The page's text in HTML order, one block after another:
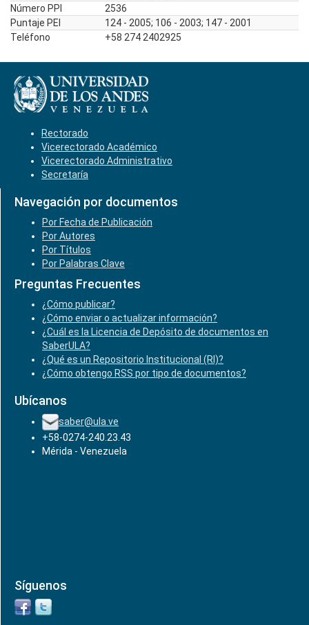
Número PPI
2536
Puntaje PEI
124 - 2005; 106 - 2003; 147 - 2001
Teléfono
+58 274 2402925
Rectorado
Vicerectorado Académico
Vicerectorado Administrativo
Secretaría
Navegación por documentos
Por Fecha de Publicación
Por Autores
Por Títulos
Por Palabras Clave
Preguntas Frecuentes
¿Cómo publicar?
¿Cómo enviar o actualizar información?
¿Cuál es la Licencia de Depósito de documentos en
SaberULA?
¿Qué es un Repositorio Institucional (RI)?
¿Cómo obtengo RSS por tipo de documentos?
Ubícanos
saber@ula.ve
+58-0274-240.23.43
Mérida - Venezuela
Síguenos